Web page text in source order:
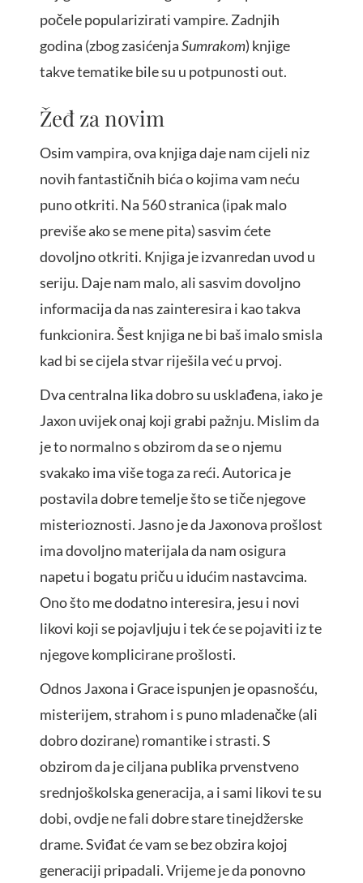
počele popularizirati vampire. Zadnjih
godina (zbog zasićenjaSumrakom) knjige
takve tematike bile su u potpunosti out.
Žeđ za novim
Osim vampira, ova knjiga daje nam cijeli niz
novih fantastičnih bića o kojima vam neću
puno otkriti. Na 560 stranica (ipak malo
previše ako se mene pita) sasvim ćete
dovoljno otkriti. Knjiga je izvanredan uvod u
seriju. Daje nam malo, ali sasvim dovoljno
informacija da nas zainteresira i kao takva
funkcionira. Šest knjiga ne bi baš imalo smisla
kad bi se cijela stvar riješila već u prvoj.
Dva centralna lika dobro su usklađena, iako je
Jaxon uvijek onaj koji grabi pažnju. Mislim da
je to normalno s obzirom da se o njemu
svakako ima više toga za reći. Autorica je
postavila dobre temelje što se tiče njegove
misterioznosti. Jasno je da Jaxonova prošlost
ima dovoljno materijala da nam osigura
napetu i bogatu priču u idućim nastavcima.
Ono što me dodatno interesira, jesu i novi
likovi koji se pojavljuju i tek će se pojaviti iz te
njegove komplicirane prošlosti.
Odnos Jaxona i Grace ispunjen je opasnošću,
misterijem, strahom i s puno mladenačke (ali
dobro dozirane) romantike i strasti. S
obzirom da je ciljana publika prvenstveno
srednjoškolska generacija, a i sami likovi te su
dobi, ovdje ne fali dobre stare tinejdžerske
drame. Sviđat će vam se bez obzira kojoj
generaciji pripadali. Vrijeme je da ponovno